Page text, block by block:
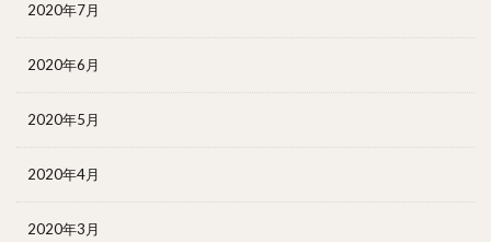
2020年7月
2020年6月
2020年5月
2020年4月
2020年3月